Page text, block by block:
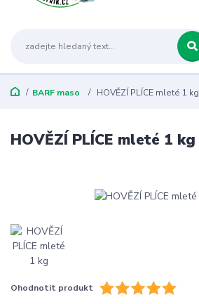
BARF maso HOVĚZÍ PLÍCE mleté 1 kg
HOVĚZÍ PLÍCE mleté 1 kg
Ohodnotit produkt